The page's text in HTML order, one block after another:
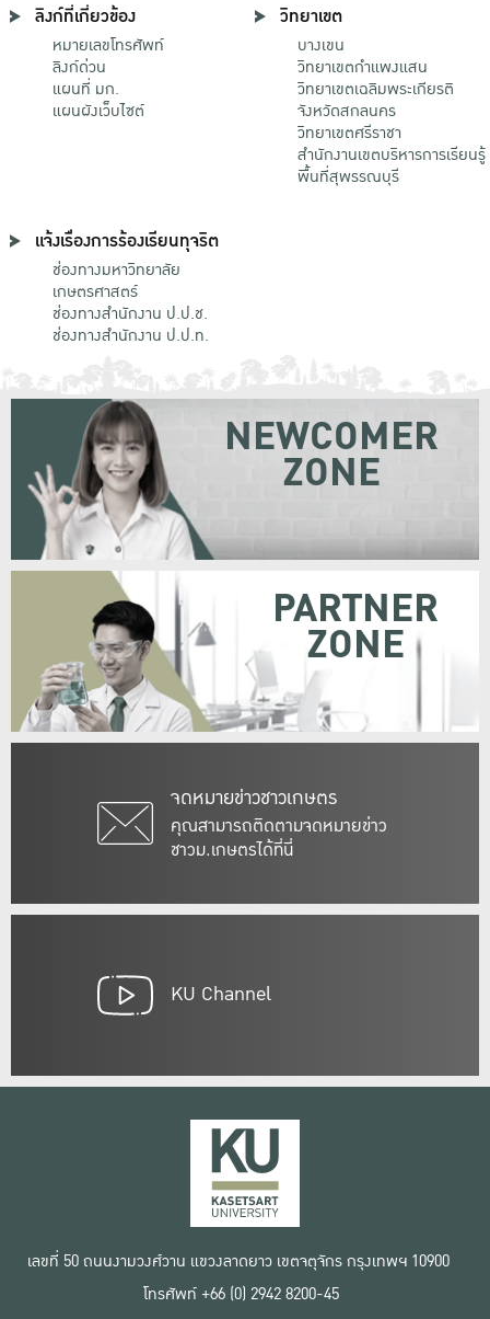
ลิงก์ที่เกี่ยวข้อง
หมายเลขโทรศัพท์
ลิงก์ด่วน
แผนที่ มก.
แผนผังเว็บไซต์
วิทยาเขต
บางเขน
วิทยาเขตกําแพงแสน
วิทยาเขตเฉลิมพระเกียรติ
จังหวัดสกลนคร
วิทยาเขตศรีราชา
สำนักงานเขตบริหารการเรียนรู้
พื้นที่สุพรรณบุรี
แจ้งเรื่องการร้องเรียนทุจริต
ช่องทางมหาวิทยาลัย
เกษตรศาสตร์
ช่องทางสำนักงาน ป.ป.ช.
ช่องทางสำนักงาน ป.ป.ท.
จดหมายข่าวชาวเกษตร
คุณสามารถติดตามจดหมายข่าว
ชาวม.เกษตรได้ที่นี่
NEWCOMER
ZONE
PARTNER
ZONE
KU Channel
เลขที่ 50 ถนนงามวงศ์วาน แขวงลาดยาว เขตจตุจักร กรุงเทพฯ 10900
โทรศัพท์ +66 (0) 2942 8200-45